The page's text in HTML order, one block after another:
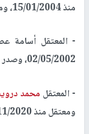
منذ 15/01/2004، ومحكوم بالسجن 23 سنة.
02/05/2002، وصدر بحقه حكما بالسجن 27 عاما.
- المعتقل محمد
ومعتقل منذ 17/11/2020